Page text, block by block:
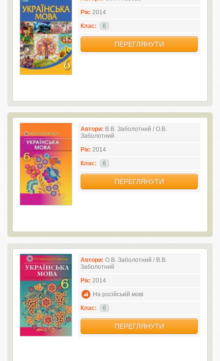
Рік: 2014
Клас:
6
ПЕРЕГЛЯНУТИ
Автори: В.В. Заболотний / О.В.
Заболотний
Рік: 2014
Клас:
6
ПЕРЕГЛЯНУТИ
Автори: О.В. Заболотний / В.В.
Заболотний
Рік: 2014
На російській мові
Клас:
6
ПЕРЕГЛЯНУТИ